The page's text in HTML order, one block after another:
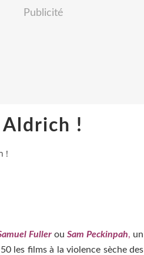
Publicité
!
!
Fuller ou Sam Peckinpah, un
les films à la violence sèche des